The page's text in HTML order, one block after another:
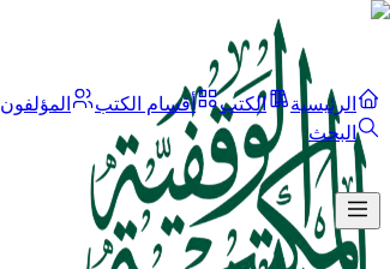
الرئيسية الكتب أقسام الكتب المؤلفون
البحث